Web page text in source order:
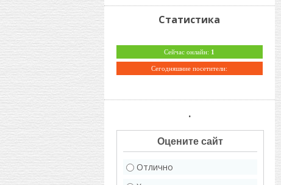
Статистика
Сейчас онлайн: 1
Сегодняшние посетители:
.
Оцените сайт
Отлично